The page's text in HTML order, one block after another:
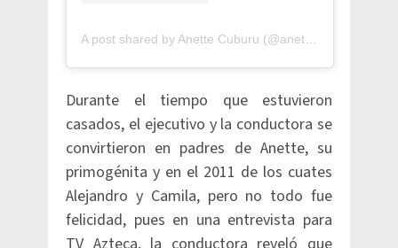
A post shared by Anette Cuburu (@anetteoficial)
Durante el tiempo que estuvieron
casados, el ejecutivo y la conductora se
convirtieron en padres de Anette, su
primogénita y en el 2011 de los cuates
Alejandro y Camila, pero no todo fue
felicidad, pues en una entrevista para